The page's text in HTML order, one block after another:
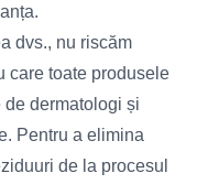
dvs., nu riscăm
care toate produsele
de dermatologi și
Pentru a elimina
de la procesul